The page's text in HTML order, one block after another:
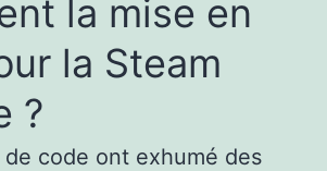
la mise en
la Steam
?
code ont exhumé des